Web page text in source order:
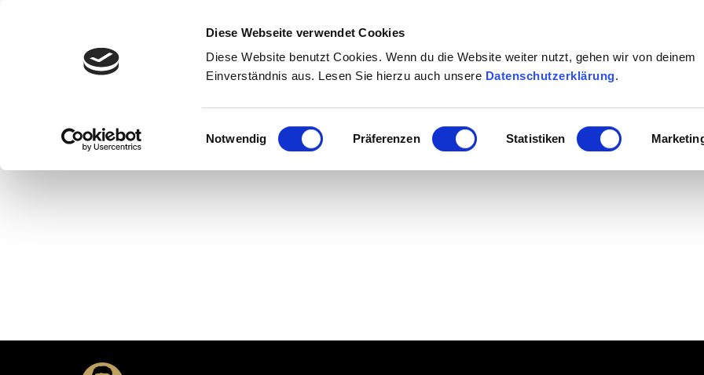
Diese Webseite verwendet Cookies
Diese Website benutzt Cookies. Wenn du die Website weiter nutzt, gehen wir von deinem
Einverständnis aus. Lesen Sie hierzu auch unsere Datenschutzerklärung.
Einwilligungsauswahl
Notwendig Präferenzen Statistiken